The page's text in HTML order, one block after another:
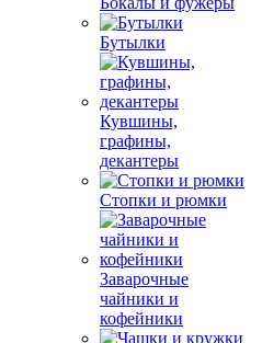
Бутылки
Кувшины,
графины,
декантеры
Стопки и рюмки
Заварочные
чайники и
кофейники